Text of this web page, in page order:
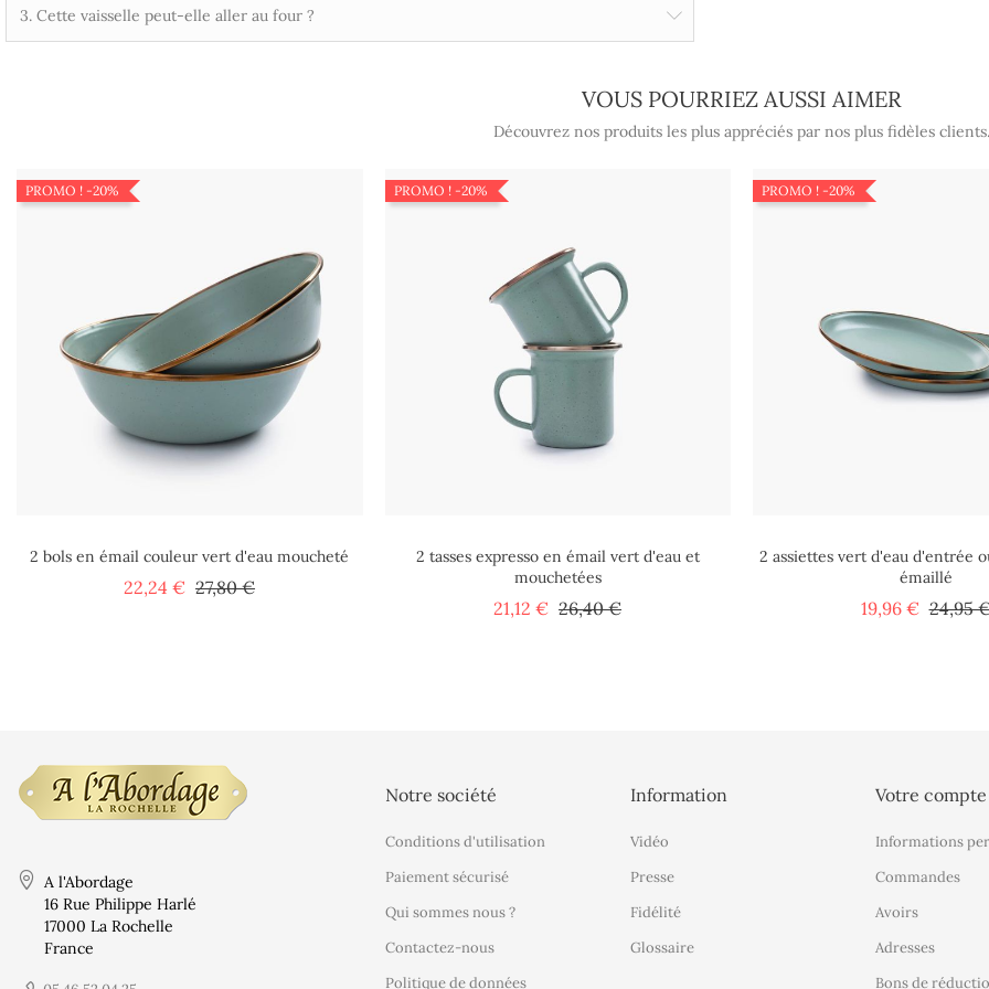
3. Cette vaisselle peut-elle aller au four ?
VOUS POURRIEZ AUSSI AIMER
Découvrez nos produits les plus appréciés par nos plus fidèles clients.
PROMO ! -20%
2 bols en émail couleur vert d'eau moucheté
22,24 € Prix
27,80 €Prix
PROMO ! -20%
2 tasses expresso en émail vert d'eau et
mouchetées
21,12 € Prix
26,40 €Prix
PROMO ! -20%
2 assiettes vert d'eau d'entrée
émaillé
19,96 € Prix
24,95
A l'Abordage
16 Rue Philippe Harlé
17000 La Rochelle
France
Notre société
Conditions d'utilisation
Paiement sécurisé
Qui sommes nous ?
Contactez-nous
Politique de données
Information
Vidéo
Presse
Fidélité
Glossaire
Votre compte
Informations
Commandes
Avoirs
Adresses
Bons de